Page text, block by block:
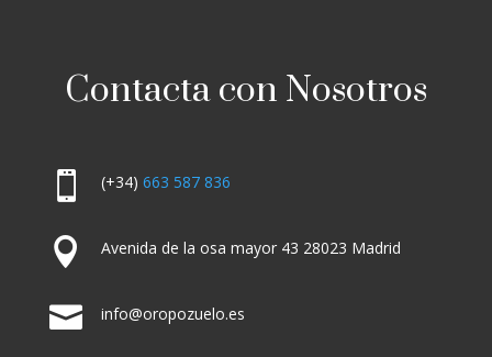
Contacta con Nosotros
 (+34) 663 587 836
 Avenida de la osa mayor 43 28023 Madrid
 info@oropozuelo.es